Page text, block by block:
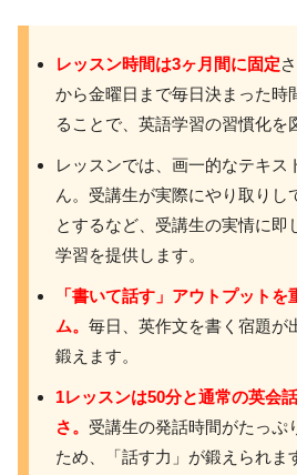
レッスン時間は3ヶ月間に固定
から金曜日まで毎日決まった時
ることで、英語学習の習慣化を
レッスンでは、画一的なテキス
ん。受講生が実際にやり取りし
とするなど、受講生の実情に即
学習を提供します。
「書いて話す」アウトプット
ム。 毎日、英作文を書く宿題が
鍛えます。
1レッスンは50分と通常の英会
さ。 受講生の発話時間がたっぷ
ため、「話す力」が鍛えられま